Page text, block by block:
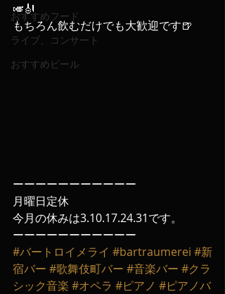
おすすめフード
ライブ、コンサート
おすすめビール
🎺🎻
もちろん飲むだけでも大歓迎です🍺
ーーーーーーーーーーー
月曜日定休
今月の休みは3.10.17.24.31です。
ーーーーーーーーーーー
#バートロイメライ #bartraumerei #新
宿バー #歌舞伎町バー #音楽バー #クラ
シック音楽 #オペラ #ピアノ #ピアノバ